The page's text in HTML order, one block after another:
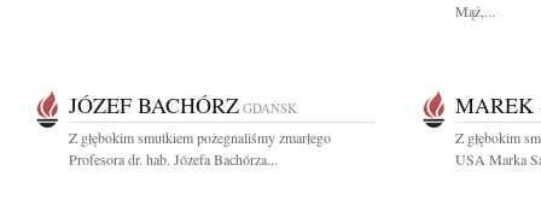
Mąż,...
JÓZEF BACHÓRZ GDAŃSK
Z głębokim smutkiem pożegnaliśmy zmarłego
Profesora dr. hab. Józefa Bachórza...
MAREK
Z głębokim
USA Marka